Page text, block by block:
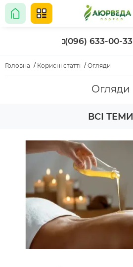
(096) 633-00-33
Головна Корисні статті Огляди
Огляди
ВСІ ТЕМИ